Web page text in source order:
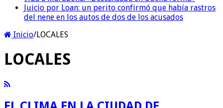
Juicio por Loan: un perito confirmó que había rastros
del nene en los autos de dos de los acusados
Inicio/LOCALES
LOCALES